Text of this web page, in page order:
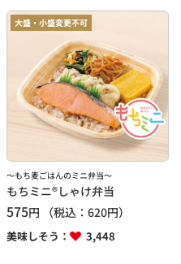
大盛・小盛変更不可
～もち麦ごはんのミニ弁当～
もちミニ®しゃけ弁当
575円 （税込：620円）
美味しそう： 3,448